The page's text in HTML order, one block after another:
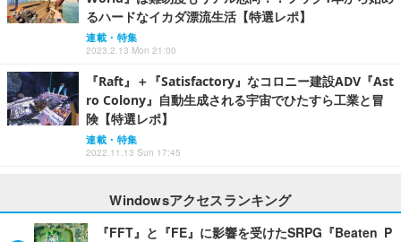
るハードなイカダ漂流生活【特選レポ】
連載・特集
2023.2.13 Mon 21:00
『Raft』＋『Satisfactory』なコロニー建設ADV『Ast
ro Colony』自動生成される宇宙でひたすら工業と冒
険【特選レポ】
連載・特集
2022.11.13 Sun 17:45
Windowsアクセスランキング
『FFT』と『FE』に影響を受けたSRPG『Beaten P